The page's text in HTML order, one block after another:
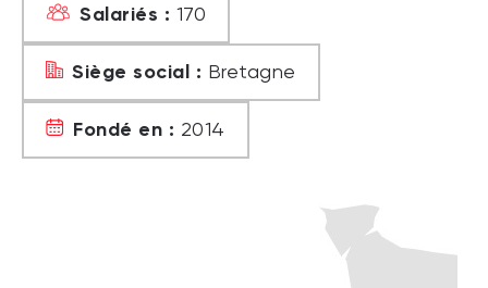
Salariés : 170
Siège social : Bretagne
Fondé en : 2014